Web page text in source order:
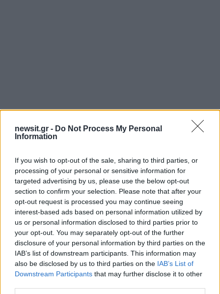
newsit.gr - Do Not Process My Personal
Information
If you wish to opt-out of the sale, sharing to third parties, or
processing of your personal or sensitive information for
targeted advertising by us, please use the below opt-out
section to confirm your selection. Please note that after your
opt-out request is processed you may continue seeing
interest-based ads based on personal information utilized by
us or personal information disclosed to third parties prior to
your opt-out. You may separately opt-out of the further
disclosure of your personal information by third parties on the
IAB’s list of downstream participants. This information may
also be disclosed by us to third parties on the IAB’s List of
Downstream Participants that may further disclose it to other
Δεν ήταν μόνο η ταχύτητα
που οδήγησε στο τροχαίο
στις Σέρρες με νεκρούς
μητέρα και γιο - «Ίσως κάτι
απέσπασε την προσοχή
Μυστράς: Αλλαγή
υπερασπιστική
55χρονου που έκρυψε
καταψύκτη – Η